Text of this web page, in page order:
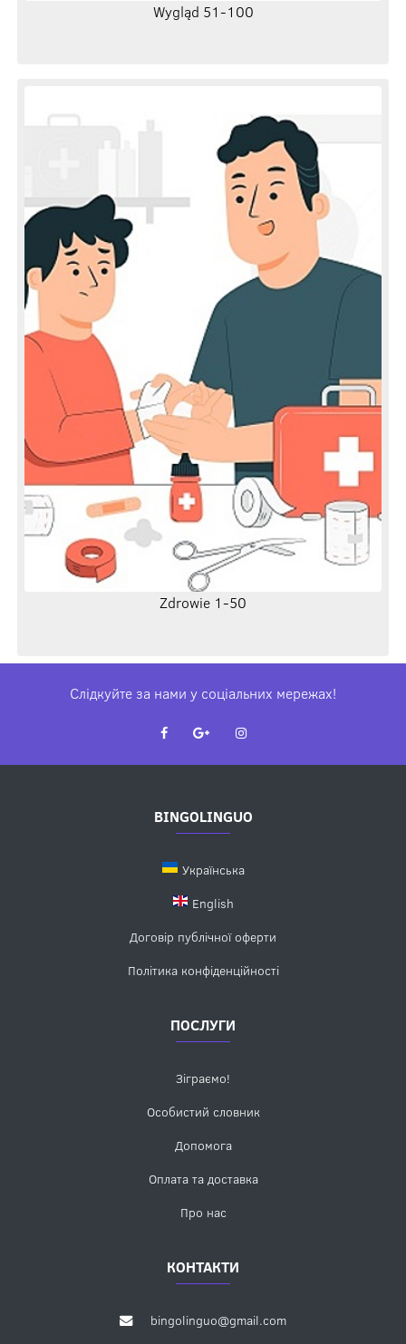
Wygląd 51-100
Zdrowie 1-50
Слідкуйте за нами у соціальних мережах!
BINGOLINGUO
Українська
English
Договір публічної оферти
Політика конфіденційності
ПОСЛУГИ
Зіграємо!
Особистий словник
Допомога
Оплата та доставка
Про нас
КОНТАКТИ
bingolinguo@gmail.com